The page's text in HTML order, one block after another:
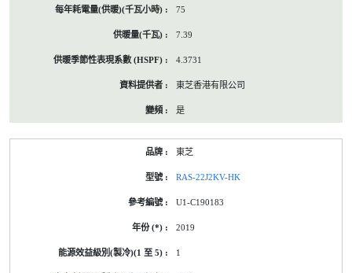
75
7.39
4.3731
東芝香港有限公司
是
東芝
RAS-22J2KV-HK
U1-C190183
2019
1